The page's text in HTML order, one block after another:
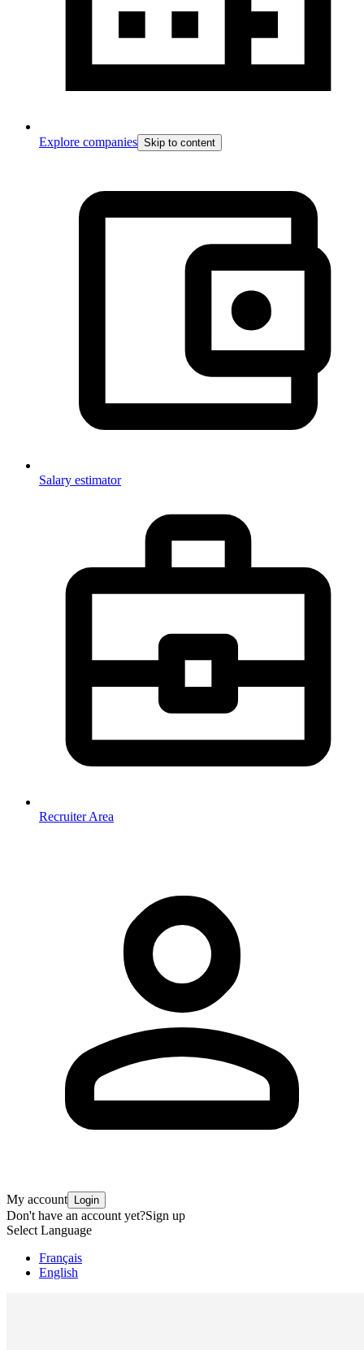
Explore companies Skip to content
Salary estimator
Recruiter Area
My account Login
Don't have an account yet?Sign up
Select Language
Français
English